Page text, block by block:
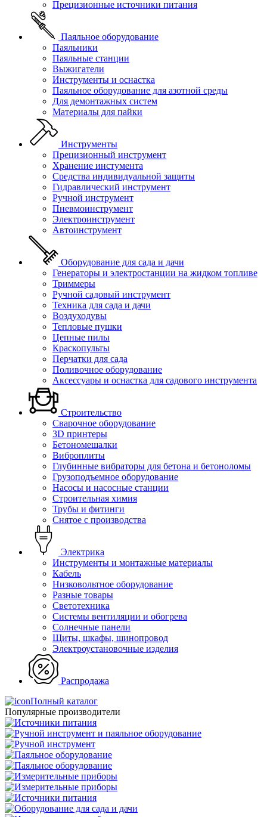
Прецизионные источники питания
Паяльное оборудование
Паяльники
Паяльные станции
Выжигатели
Инструменты и оснастка
Паяльное оборудование для азотной среды
Для демонтажных систем
Материалы для пайки
Инструменты
Прецизионный инструмент
Хранение инстумента
Средства индивидуальной защиты
Гидравлический инструмент
Ручной инструмент
Пневмоинструмент
Электроинструмент
Автоинструмент
Оборудование для сада и дачи
Генераторы и электростанции на жидком топливе
Триммеры
Ручной садовый инструмент
Техника для сада и дачи
Воздуходувы
Тепловые пушки
Цепные пилы
Краскопульты
Перчатки для сада
Поливочное оборудование
Аксессуары и оснастка для садового инструмента
Строительство
Сварочное оборудование
3D принтеры
Бетономешалки
Виброплиты
Глубинные вибраторы для бетона и бетоноломы
Грузоподъемное оборудование
Насосы и насосные станции
Строительная химия
Трубы и фитинги
Снятое с производства
Электрика
Инструменты и монтажные материалы
Кабель
Низковольтное оборудование
Разные товары
Светотехника
Системы вентиляции и обогрева
Солнечные панели
Щиты, шкафы, шинопровод
Электроустановочные изделия
Распродажа
Полный каталог
Популярные производители